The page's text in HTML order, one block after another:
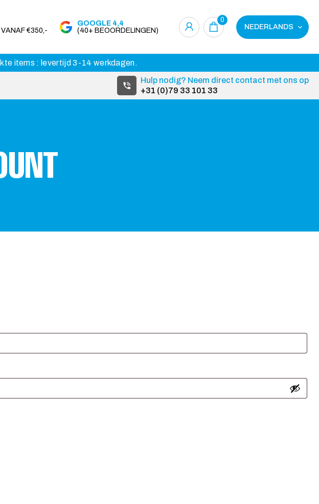
€350,-
GOOGLE 4,4
(40+ BEOORDELINGEN)
0
NEDERLANDS
items : levertijd 3-14 werkdagen.
Hulp nodig? Neem direct contact met ons op
+31 (0)79 33 101 33